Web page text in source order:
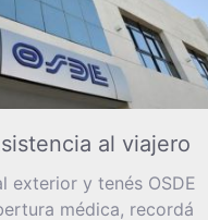
al viajero
exterior y tenés OSDE
médica, recordá